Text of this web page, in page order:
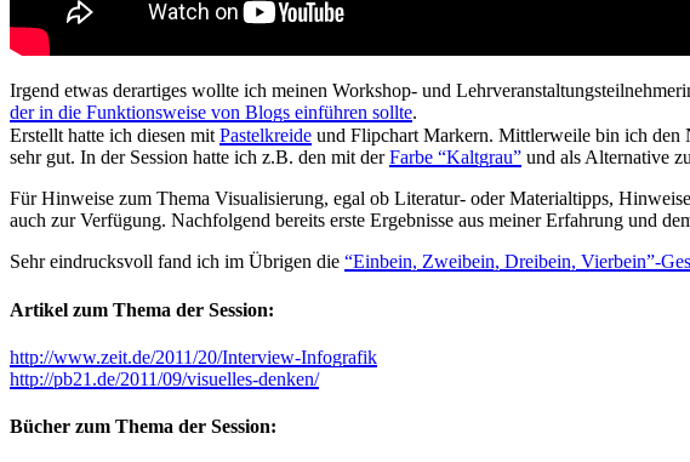
Irgend etwas derartiges wollte ich meinen Workshop- und
der in die Funktionsweise von Blogs einführen sollte.
Erstellt hatte ich diesen mit Pastelkreide und Flipchart Markern. Mittlerweile bin ich den
sehr gut. In der Session hatte ich z.B. den mit derFarbe “Kaltgrau” und als Alternative
Für Hinweise zum Thema Visualisierung, egal ob Literatur- oder Materialtipps,
auch zur Verfügung. Nachfolgend bereits erste Ergebnisse aus meiner Erfahrung und
Sehr eindrucksvoll fand ich im Übrigen die “Einbein, Zweibein, Dreibein, Vierbein”-
Artikel zum Thema der Session:
http://www.zeit.de/2011/20/Interview-Infografik
http://pb21.de/2011/09/visuelles-denken/
Bücher zum Thema der Session: